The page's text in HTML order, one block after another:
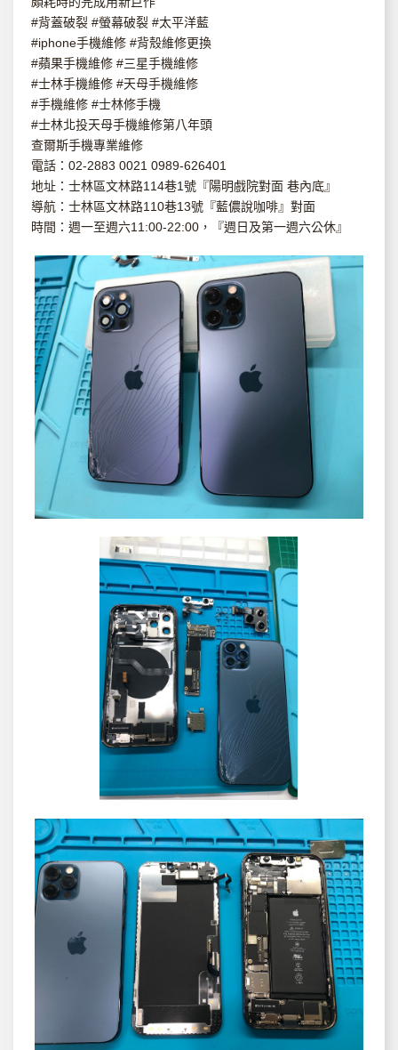
#背蓋破裂 #螢幕破裂 #太平洋藍
#iphone手機維修 #背殼維修更換
#蘋果手機維修 #三星手機維修
#士林手機維修 #天母手機維修
#手機維修 #士林修手機
#士林北投天母手機維修第八年頭
查爾斯手機專業維修
電話：02-2883 0021 0989-626401
地址：士林區文林路114巷1號『陽明戲院對面 巷內底』
導航：士林區文林路110巷13號『藍儂說咖啡』對面
時間：週一至週六11:00-22:00，『週日及第一週六公休』